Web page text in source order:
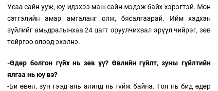
Усаа сайн ууж, юу идэхээ маш сайн мэдэж байх хэрэгтэй. Мөн
сэтгэлийн амар амгаланг олж, бясалгаарай. Ийм хэдхэн
зүйлийг амьдралынхаа 24 цагт оруулчихвал эрүүл чийрэг, зөв
тойргоо олоод эхэлнэ.
-Өдөр болгон гүйх нь зөв үү? Өвлийн гүйлт, зуны гүйлтийн
ялгаа нь юу вэ?
-Би өвөл, зун гээд аль алинд нь гүйж байна. Гол нь бид өдөр